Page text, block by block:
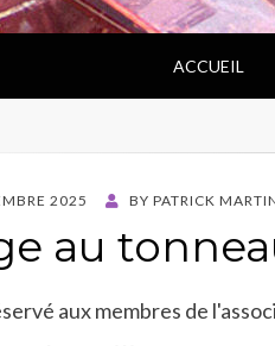
ACCUEIL
2025 BY PATRICK
au
aux membres de